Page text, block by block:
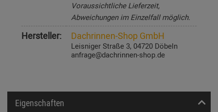
Voraussichtliche Lieferzeit,
Abweichungen im Einzelfall möglich.
Hersteller: Dachrinnen-Shop GmbH
Leisniger Straße 3, 04720 Döbeln
anfrage@dachrinnen-shop.de
Eigenschaften